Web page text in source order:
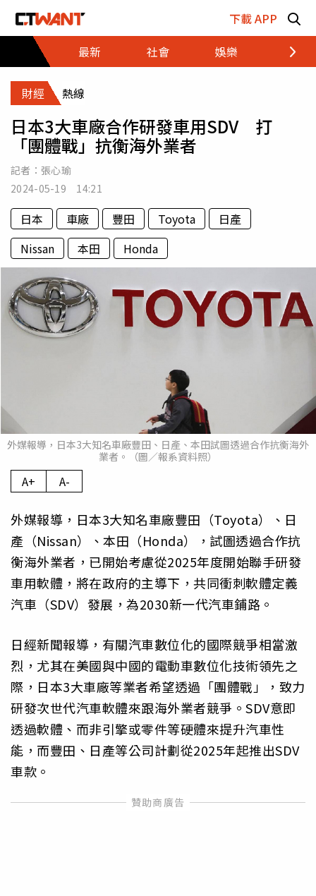
下載 APP
最新
社會 娛樂 財經
財經 熱線
日本3大車廠合作研發車用SDV 打
「團體戰」抗衡海外業者
記者： 張心瑜
2024-05-19 14:21
日本 車廠 豐田 Toyota
日產
Nissan
本田 Honda
外媒報導，日本3大知名車廠豐田、日產、本田試圖透過合作抗衡海外
業者。（圖／報系資料照）
A+ A-
外媒報導，日本3大知名車廠豐田（Toyota）、日
產（Nissan）、本田（Honda），試圖透過合作抗
衡海外業者，已開始考慮從2025年度開始聯手研發
車用軟體，將在政府的主導下，共同衝刺軟體定義
汽車（SDV）發展，為2030新一代汽車鋪路。
日經新聞報導，有關汽車數位化的國際競爭相當激
烈，尤其在美國與中國的電動車數位化技術領先之
際，日本3大車廠等業者希望透過「團體戰」，致力
研發次世代汽車軟體來跟海外業者競爭。SDV意即
透過軟體、而非引擎或零件等硬體來提升汽車性
能，而豐田、日產等公司計劃從2025年起推出SDV
車款。